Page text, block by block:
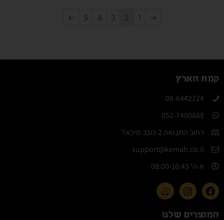
→
1
2
3
4
5
←
קמח הארץ
08-6442224​
052-7480888
רחוב התבואה 2 כוכב מיכאל
support@kemah.co.il
א-ה' 08:00-16:45​
המוצרים שלנו